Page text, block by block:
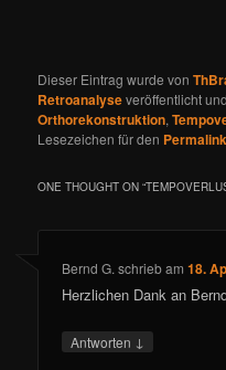
Dieser Eintrag wurde von
Retroanalyseveröffentlicht
Orthorekonstruktion,
Lesezeichen für den Permalink
ONE THOUGHT ON “
Bernd G.schriebam18.
Herzlichen Dank an
Antworten ↓